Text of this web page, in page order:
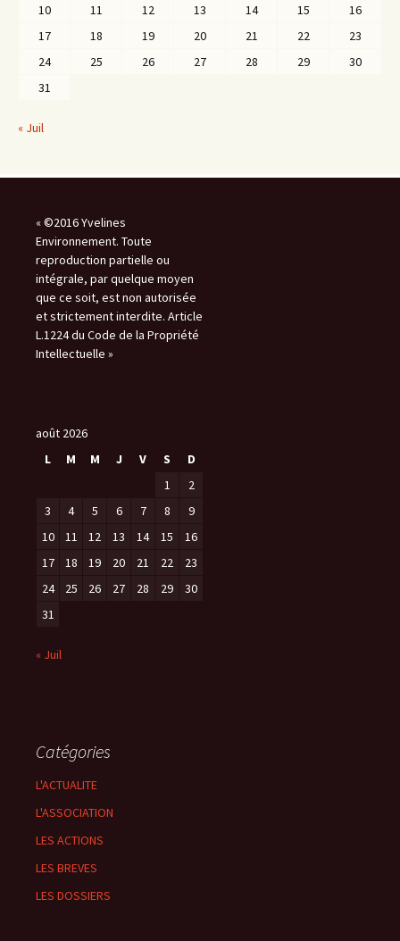
10
11 12 13 14 15
16
17
18 19 20 21 22
23
24
25 26 27 28 29
30
31
« Juil
« ©2016 Yvelines
Environnement. Toute
reproduction partielle ou
intégrale, par quelque moyen
que ce soit, est non autorisée
et strictement interdite. Article
L.1224 du Code de la Propriété
Intellectuelle »
août 2026
L
M M J V S
D
1
2
3
4 5 6 7 8
9
10
11 12 13 14 15
16
17
18 19 20 21 22
23
24
25 26 27 28 29
30
31
« Juil
Catégories
L'ACTUALITE
L'ASSOCIATION
LES ACTIONS
LES BREVES
LES DOSSIERS